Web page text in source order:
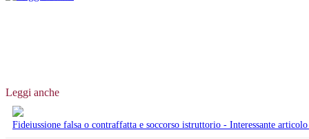
Leggi anche
Fideiussione falsa o contraffatta e soccorso istruttorio - Interessante